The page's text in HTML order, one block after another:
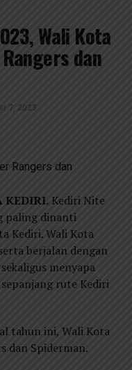
Wali Kota
dan
7, 2023
Rangers dan
KEDIRI.Kediri Nite
paling dinanti
Kediri. Wali Kota
berjalan dengan
menyapa
rute Kediri
tahun ini, Wali Kota
dan Spiderman.